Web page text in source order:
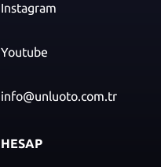
Instagram
Youtube
info@unluoto.com.tr
HESAP